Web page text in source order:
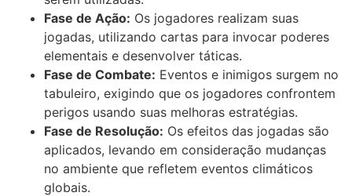
Fase de Ação: Os jogadores realizam suas
jogadas, utilizando cartas para invocar poderes
elementais e desenvolver táticas.
Fase de Combate: Eventos e inimigos surgem no
tabuleiro, exigindo que os jogadores confrontem
perigos usando suas melhoras estratégias.
Fase de Resolução: Os efeitos das jogadas são
aplicados, levando em consideração mudanças
no ambiente que refletem eventos climáticos
globais.